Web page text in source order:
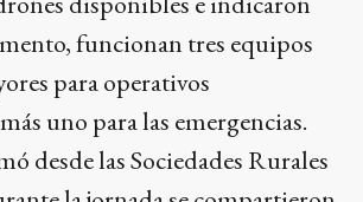
funcionan tres equipos
para operativos
uno para las emergencias.
desde las Sociedades Rurales